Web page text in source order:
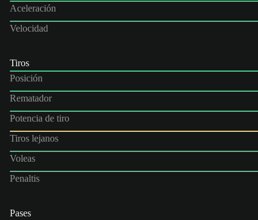
Aceleración
Velocidad
Tiros
Posición
Rematador
Potencia de tiro
Tiros lejanos
Voleas
Penaltis
Pases